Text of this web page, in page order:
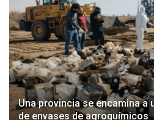
Una provincia se encamina a
de envases de agroquímicos